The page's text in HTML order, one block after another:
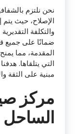
نحن نلتزم
الإصلاح، حيث
والتكلفة
ضمانًا على جميع
المقدمة، مما
التي يتلقاها.
مبنية على الثقة
مركز